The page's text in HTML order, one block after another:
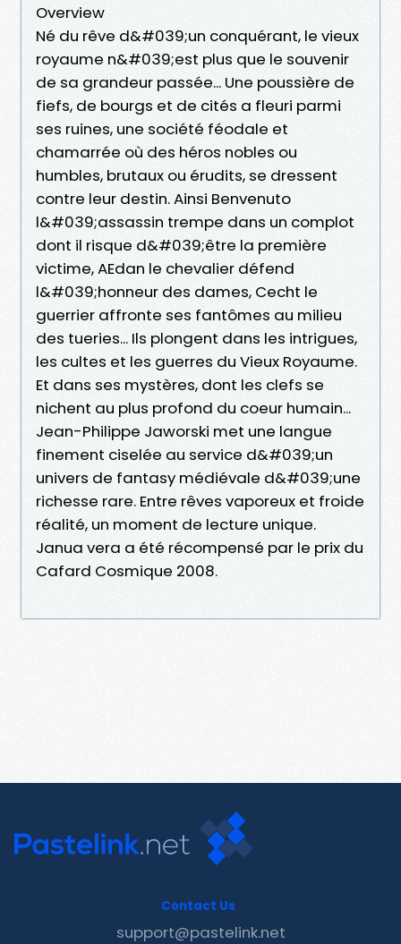
Overview
Né du rêve d&#039;un conquérant, le vieux
royaume n&#039;est plus que le souvenir
de sa grandeur passée... Une poussière de
fiefs, de bourgs et de cités a fleuri parmi
ses ruines, une société féodale et
chamarrée où des héros nobles ou
humbles, brutaux ou érudits, se dressent
contre leur destin. Ainsi Benvenuto
l&#039;assassin trempe dans un complot
dont il risque d&#039;être la première
victime, AEdan le chevalier défend
l&#039;honneur des dames, Cecht le
guerrier affronte ses fantômes au milieu
des tueries... Ils plongent dans les intrigues,
les cultes et les guerres du Vieux Royaume.
Et dans ses mystères, dont les clefs se
nichent au plus profond du coeur humain...
Jean-Philippe Jaworski met une langue
finement ciselée au service d&#039;un
univers de fantasy médiévale d&#039;une
richesse rare. Entre rêves vaporeux et froide
réalité, un moment de lecture unique.
Janua vera a été récompensé par le prix du
Cafard Cosmique 2008.
Contact Us
support@pastelink.net